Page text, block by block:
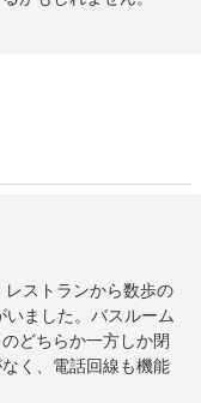
ストランから数歩の
ました。バスルーム
どちらか一方しか閉
く、電話回線も機能